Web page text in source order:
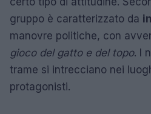
gruppo è caratterizzato da
manovre politiche, con
gioco del gatto e del topo. I
trame si intrecciano nei
protagonisti.